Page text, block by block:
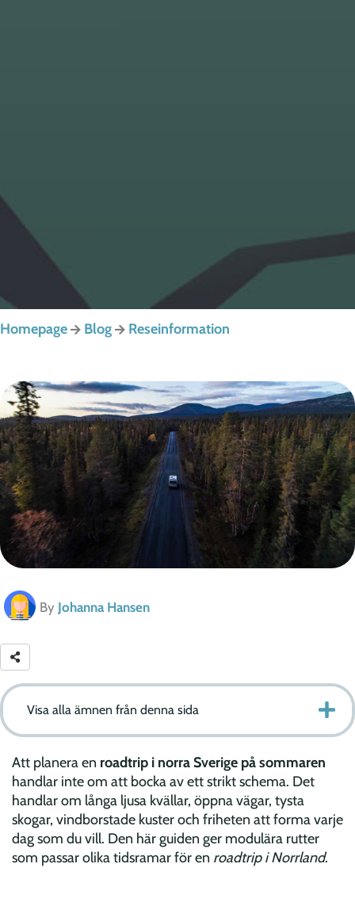
Homepage Blog Reseinformation
By Johanna Hansen
Visa alla ämnen från denna sida
Att planera en roadtrip i norra Sverige på sommaren
handlar inte om att bocka av ett strikt schema. Det
handlar om långa ljusa kvällar, öppna vägar, tysta
skogar, vindborstade kuster och friheten att forma varje
dag som du vill. Den här guiden ger modulära rutter
som passar olika tidsramar för en roadtrip i Norrland.